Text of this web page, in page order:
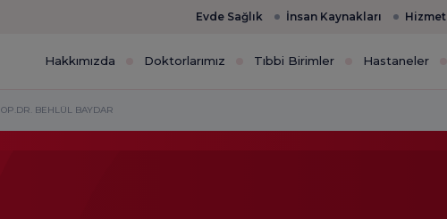
Evde Sağlık İnsan Kaynakları
Hakkımızda Doktorlarımız Tıbbi Birimler Hastaneler
OP.DR. BEHLÜL BAYDAR